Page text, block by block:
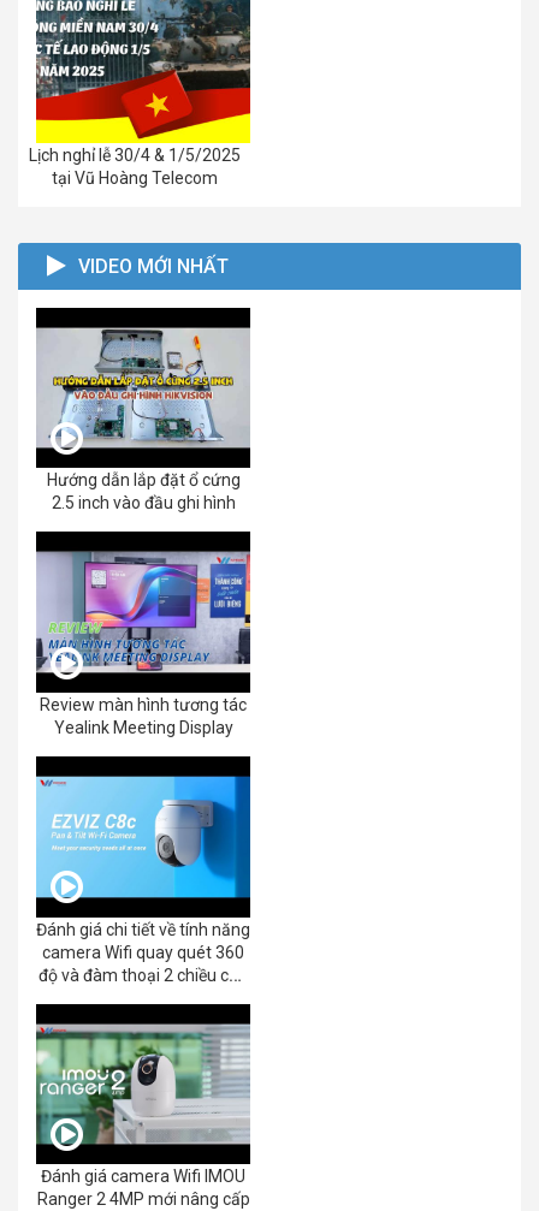
Lịch nghỉ lễ 30/4 & 1/5/2025
tại Vũ Hoàng Telecom
VIDEO MỚI NHẤT
Hướng dẫn lắp đặt ổ cứng
2.5 inch vào đầu ghi hình
Review màn hình tương tác
Yealink Meeting Display
Đánh giá chi tiết về tính năng
camera Wifi quay quét 360
độ và đàm thoại 2 chiều của
Đánh giá camera Wifi IMOU
Ranger 2 4MP mới nâng cấp